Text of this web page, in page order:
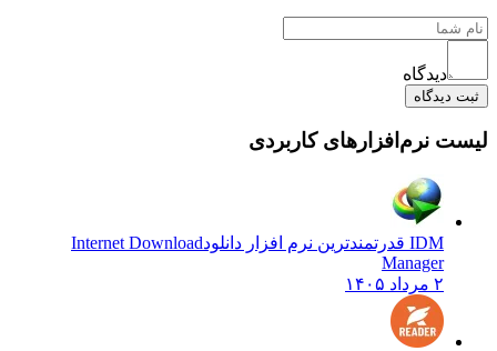
نرم‌افزارهای کاربردی
Internet Download
Manager